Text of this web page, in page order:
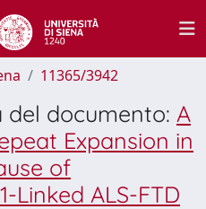
11365/3942
del documento: A
Expansion in
of
Linked ALS-FTD